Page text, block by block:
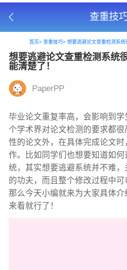
查重技
首页> 查重技巧> 想要逃避论文查重检测系统
想要逃避论文查重检测系统
能清楚了！
PaperPP
毕业论文重复率高，会影响到
个学术界对论文检测的要求都很
性的论文外，在具体完成论文
作。比如同学们也想要知道如何
统，其实想要逃避系统并不难
的功夫，而且整个修改过程中可
那么今天小编就来为大家具体介
来看就行了！